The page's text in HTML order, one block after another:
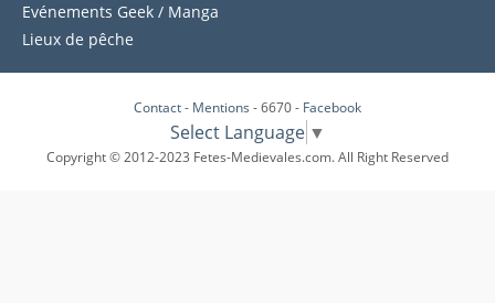
Evénements Geek / Manga
Lieux de pêche
Contact- Mentions - 6670 - Facebook
Select Language ▼
Copyright © 2012-2023 Fetes-Medievales.com. All Right Reserved